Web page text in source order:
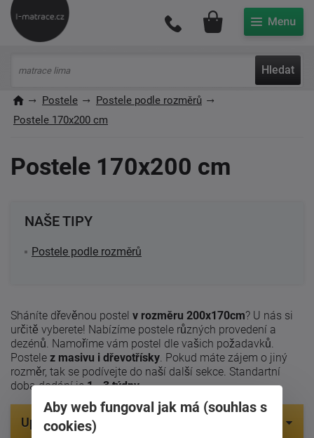
Hledat
Můj účet
Postele
Postele podle rozměrů
Postele 170x200 cm
Postele 170x200 cm
NAŠE TIPY
Postele podle rozměrů
Sháníte dřevěnou postel v rozměru 200x170cm? U nás si
určitě vyberete! Nabízíme postele různých provedení a
dezénů. Namoříme vám postel dle vašich požadavků.
Postele z masivu i dřevotřísky. Pokud máte zájem o jiný
rozměr, tak se podívejte do naší další sekce. Standartní
doba dodání je1 - 3 týdny.
Upřesnit parametry
Aby web fungoval jak má (souhlas s
cookies)